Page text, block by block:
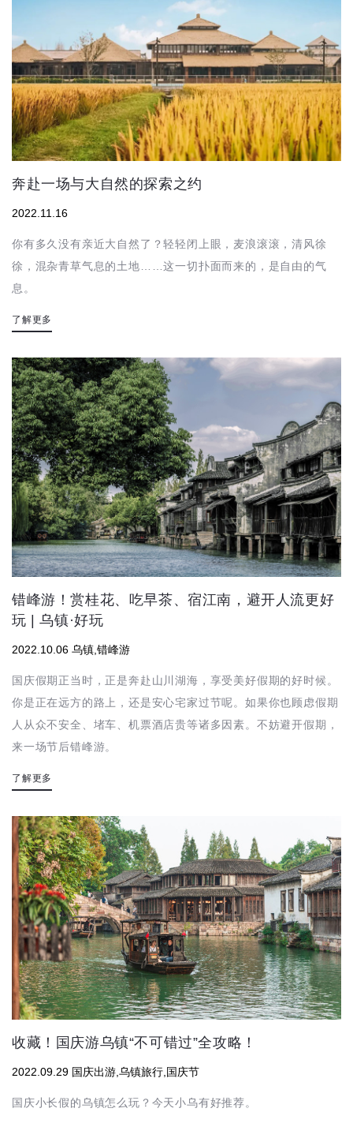
奔赴一场与大自然的探索之约
2022.11.16
你有多久没有亲近大自然了？轻轻闭上眼，麦浪滚滚，清风徐
徐，混杂青草气息的土地……这一切扑面而来的，是自由的气
息。
了解更多
错峰游！赏桂花、吃早茶、宿江南，避开人流更好
玩 | 乌镇·好玩
2022.10.06 乌镇,错峰游
国庆假期正当时，正是奔赴山川湖海，享受美好假期的好时候。
你是正在远方的路上，还是安心宅家过节呢。如果你也顾虑假期
人从众不安全、堵车、机票酒店贵等诸多因素。不妨避开假期，
来一场节后错峰游。
了解更多
收藏！国庆游乌镇“不可错过”全攻略！
2022.09.29 国庆出游,乌镇旅行,国庆节
国庆小长假的乌镇怎么玩？今天小乌有好推荐。